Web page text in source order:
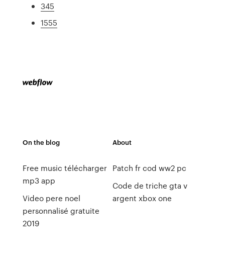
345
1555
On the blog
Free music télécharger
mp3 app
Video pere noel
personnalisé gratuite
2019
About
Patch fr cod ww2 pc
Code de triche gta v
argent xbox one